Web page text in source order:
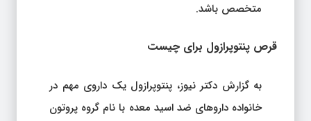
متخصص باشد.
قرص پنتوپرازول برای چیست
به گزارش دکتر نیوز، پنتوپرازول یک داروی مهم در
خانواده داروهای ضد اسید معده با نام گروه پروتون